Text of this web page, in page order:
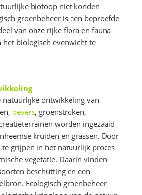
biotoop niet konden
groenbeheer is een beproefde
van onze rijke flora en fauna
het biologisch evenwicht te
natuurlijke ontwikkeling van
oevers, groenstroken,
worden ingezaaid
kruiden en grassen. Door
grijpen in het natuurlijk proces
vegetatie. Daarin vinden
beschutting en een
Ecologisch groenbeheer